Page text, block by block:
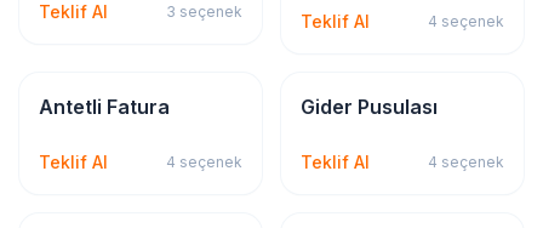
Teklif Al 3 seçenek Teklif Al 4 seçenek
Kırtasiye & Matbu
Antetli Fatura
Teklif Al 4 seçenek
Kırtasiye & Matbu
Gider Pusulası
Teklif Al 4 seçenek